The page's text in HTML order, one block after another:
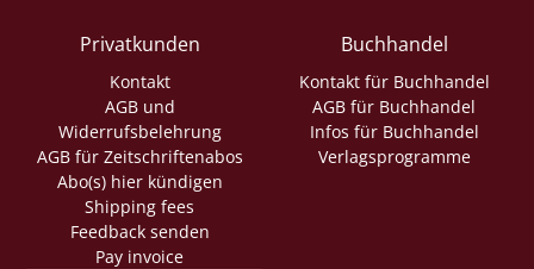
Privatkunden
Kontakt
AGB und
Widerrufsbelehrung
AGB für Zeitschriftenabos
Abo(s) hier kündigen
Shipping fees
Feedback senden
Pay invoice
Buchhandel
Kontakt für Buchhandel
AGB für Buchhandel
Infos für Buchhandel
Verlagsprogramme